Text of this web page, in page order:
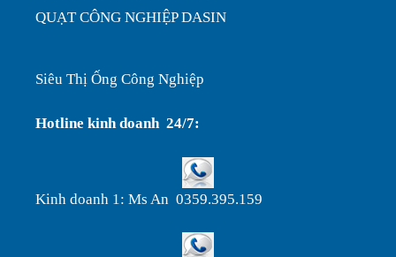
QUẠT CÔNG NGHIỆP DASIN
Siêu Thị Ống Công Nghiệp
Hotline kinh doanh 24/7:
Kinh doanh 1: Ms An 0359.395.159